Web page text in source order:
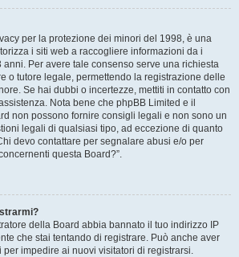
per la protezione dei minori del 1998, è una
i siti web a raccogliere informazioni da i
Per avere tale consenso serve una richiesta
o tutore legale, permettendo la registrazione delle
Se hai dubbi o incertezze, mettiti in contatto con
Nota bene che phpBB Limited e il
non possono fornire consigli legali e non sono un
legali di qualsiasi tipo, ad eccezione di quanto
devo contattare per segnalare abusi e/o per
questa Board?”.
della Board abbia bannato il tuo indirizzo IP
che stai tentando di registrare. Può anche aver
impedire ai nuovi visitatori di registrarsi.